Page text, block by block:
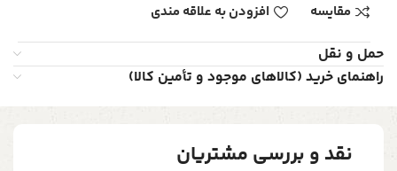
مقایسه افزودن به علاقه مندی
حمل و نقل
راهنمای خرید (کالاهای موجود و تأمین کالا)
نقد و بررسی مشتریان